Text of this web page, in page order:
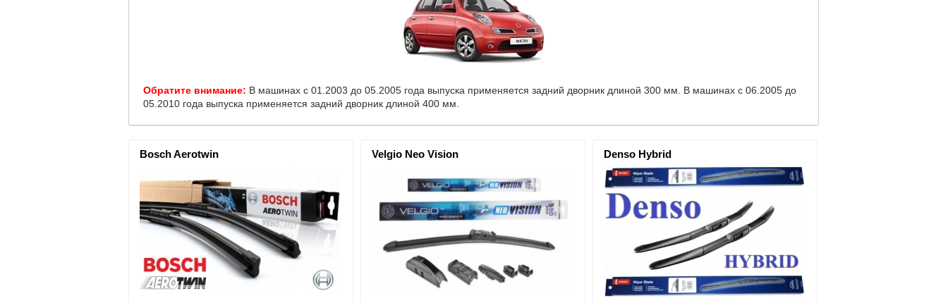
Обратите внимание: В машинах с 01.2003 до 05.2005 года выпуска применяется задний дворник длиной 300 мм. В машинах с 06.2005 до
05.2010 года выпуска применяется задний дворник длиной 400 мм.
Bosch Aerotwin Velgio Neo Vision Denso Hybrid